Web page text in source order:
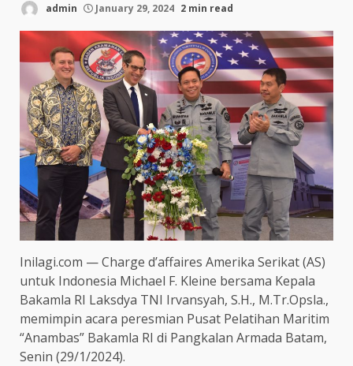
admin January 29, 2024 2 min read
Inilagi.com — Charge d’affaires Amerika Serikat (AS)
untuk Indonesia Michael F. Kleine bersama Kepala
Bakamla RI Laksdya TNI Irvansyah, S.H., M.Tr.Opsla.,
memimpin acara peresmian Pusat Pelatihan Maritim
“Anambas” Bakamla RI di Pangkalan Armada Batam,
Senin (29/1/2024).